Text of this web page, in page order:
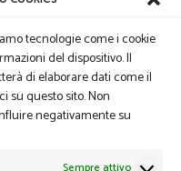
tecnologie come i cookie
del dispositivo. Il
di elaborare dati come il
su questo sito. Non
negativamente su